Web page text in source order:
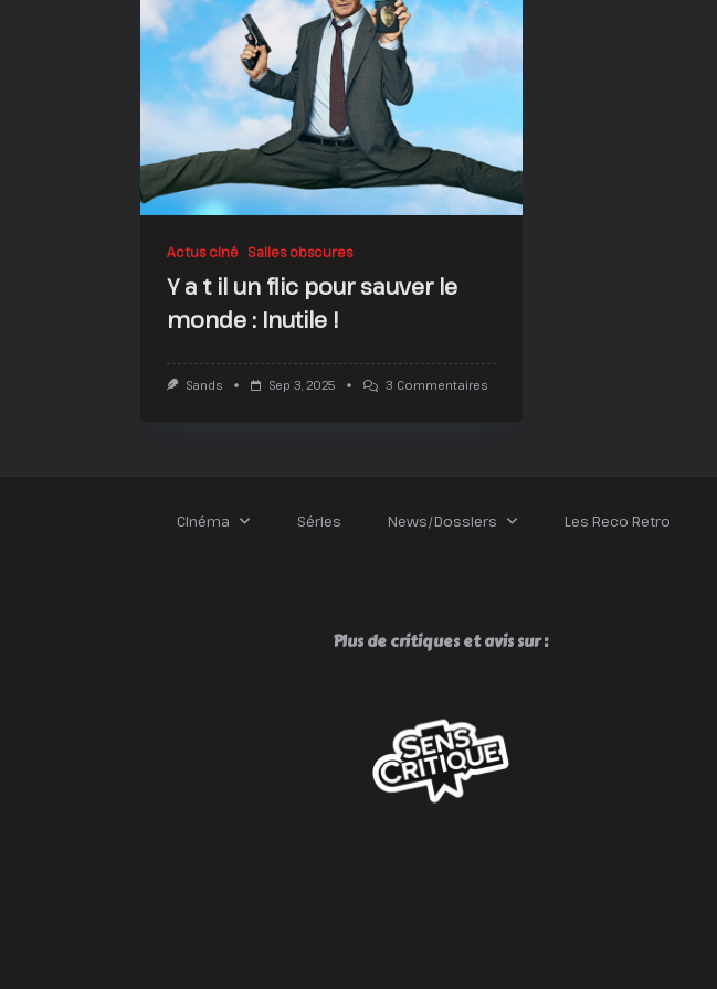
Actus ciné Salles obscures
Y a t il un flic pour sauver le
monde : Inutile !
Sands Sep 3, 2025 3 CommentairesSur
Sauver
Cinéma Séries News/Dossiers Les Reco Retro
Plus de critiques et avis sur :